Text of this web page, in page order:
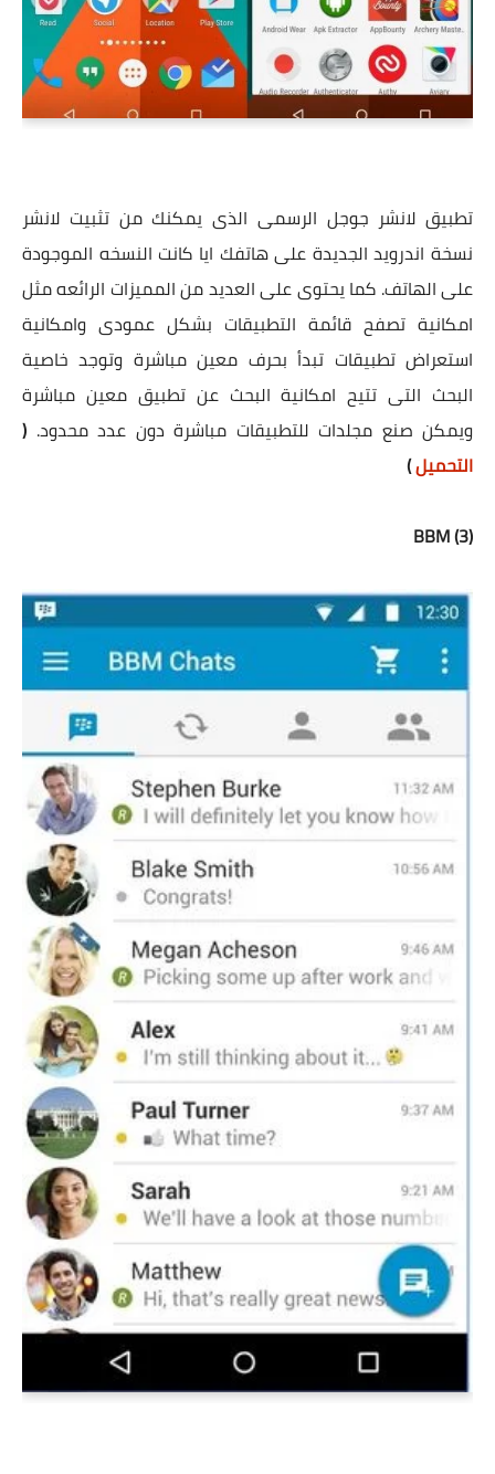
تطبيق لانشر جوجل الرسمى الذى يمكنك من تثبيت لانشر
نسخة اندرويد الجديدة على هاتفك ايا كانت النسخه الموجودة
على الهاتف. كما يحتوى على العديد من المميزات الرائعه مثل
امكانية تصفح قائمة التطبيقات بشكل عمودى وامكانية
استعراض تطبيقات تبدأ بحرف معين مباشرة وتوجد خاصية
البحث التى تتيح امكانية البحث عن تطبيق معين مباشرة
ويمكن صنع مجلدات للتطبيقات مباشرة دون عدد محدود. (
التحميل)
(3) BBM